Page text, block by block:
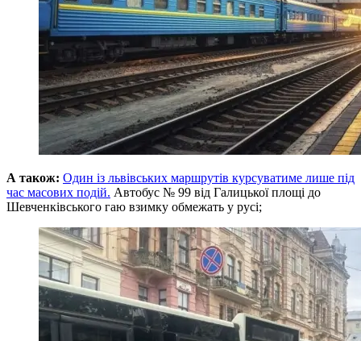
А також: Один із львівських маршрутів курсуватиме лише під
час масових подій. Автобус № 99 від Галицької площі до
Шевченківського гаю взимку обмежать у русі;